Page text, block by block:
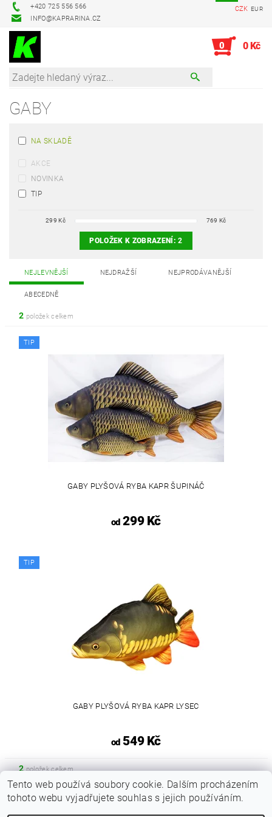
+420 725 556 566
INFO@KAPRARINA.CZ
CZK EUR
0 0 Kč
GABY
NA SKLADĚ
AKCE
NOVINKA
TIP
299 Kč 769 Kč
POLOŽEK K ZOBRAZENÍ:2
NEJLEVNĚJŠÍ NEJDRAŽŠÍ NEJPRODÁVANĚJŠÍ
ABECEDNĚ
2 položek celkem
TIP
GABY PLYŠOVÁ RYBA KAPR ŠUPINÁČ
od299 Kč
TIP
GABY PLYŠOVÁ RYBA KAPR LYSEC
od549 Kč
2položek celkem
Zboží.cz Heureka.cz
Tento web používá soubory cookie. Dalším procházením
tohoto webu vyjadřujete souhlas s jejich používáním.